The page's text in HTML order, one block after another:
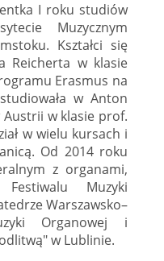
I roku studiów
Muzycznym
Kształci się
Reicherta w klasie
Erasmus na
w Anton
w klasie prof.
w wielu kursach i
Od 2014 roku
z organami,
Muzyki
Warszawsko–
Organowej i
w Lublinie.